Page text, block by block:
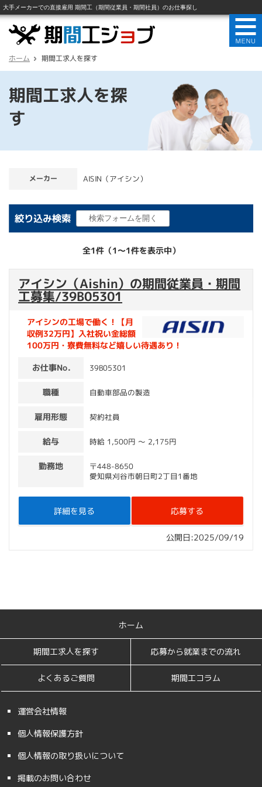
ホーム 期間工求人を探す
期間工求人を探
す
メーカー AISIN（アイシン）
絞り込み検索
全1件（1〜1件を表示中）
アイシン（Aishin）の期間従業員・期間
工募集/39B05301
アイシンの工場で働く！【月
収例32万円】入社祝い金総額
100万円・寮費無料など嬉しい待遇あり！
お仕事No. 39B05301
職種 自動車部品の製造
雇用形態 契約社員
給与 時給 1,500円 〜 2,175円
勤務地 〒448-8650
愛知県刈谷市朝日町2丁目1番地
応募する
詳細を見る
公開日:2025/09/19
ホーム
期間工求人を探す 応募から就業までの流れ
よくあるご質問 期間工コラム
運営会社情報
個人情報保護方針
個人情報の取り扱いについて
掲載のお問い合わせ